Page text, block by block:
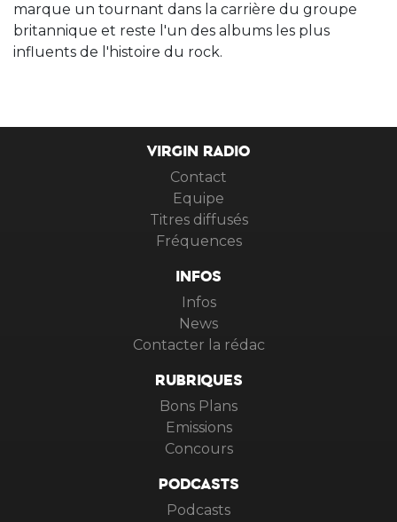
marque un tournant dans la carrière du groupe
britannique et reste l'un des albums les plus
influents de l'histoire du rock.
VIRGIN RADIO
Contact
Equipe
Titres diffusés
Fréquences
INFOS
Infos
News
Contacter la rédac
RUBRIQUES
Bons Plans
Emissions
Concours
PODCASTS
Podcasts